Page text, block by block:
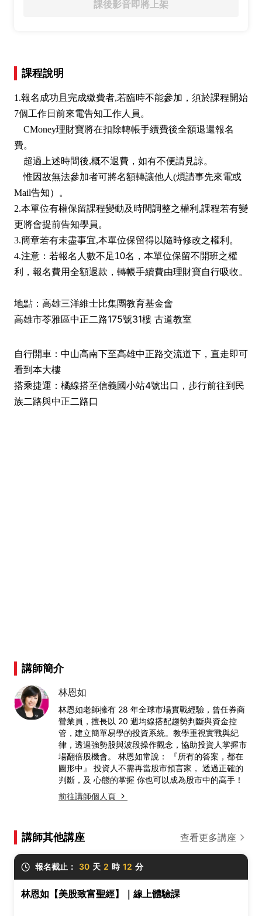
課後影音即將上架
課程說明
1.報名成功且完成繳費者,若臨時不能參加，須於課程開始
7個工作日前來電告知工作人員。
CMoney理財寶將在扣除轉帳手續費後全額退還報名
費。
超過上述時間後,概不退費，如有不便請見諒。
惟因故無法參加者可將名額轉讓他人(煩請事先來電或
Mail告知）。
2.本單位有權保留課程變動及時間調整之權利,課程若有變
更將會提前告知學員。
3.簡章若有未盡事宜,本單位保留得以隨時修改之權利。
4.注意： 若報名人數不足10名，本單位保留不開班之權
利，報名費用全額退款，轉帳手續費由理財寶自行吸收。
地點：高雄三洋維士比集團教育基金會
高雄市苓雅區中正二路175號31樓 古道教室
自行開車：中山高南下至高雄中正路交流道下，直走即可
看到本大樓
搭乘捷運：橘線搭至信義國小站4號出口，步行前往到民
族二路與中正二路口
講師簡介
林恩如
林恩如老師擁有 28 年全球市場實戰經驗，曾任券商
營業員，擅長以 20 週均線搭配趨勢判斷與資金控
管，建立簡單易學的投資系統。教學重視實戰與紀
律，透過強勢股與波段操作觀念，協助投資人掌握市
場翻倍股機會。 林恩如常說： 『所有的答案，都在
圖形中』 投資人不需再當股市預言家， 透過正確的
判斷，及 心態的掌握 你也可以成為股市中的高手！
前往講師個人頁
講師其他講座 查看更多講座
報名截止： 30 天 2 時 12 分
林恩如【美股致富聖經】｜線上體驗課